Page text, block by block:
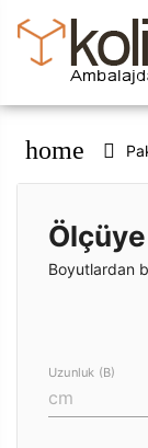
home
Boyutlardan
Uzunluk (B)